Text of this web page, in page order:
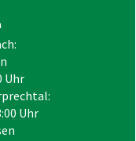
Uhr
Uhr